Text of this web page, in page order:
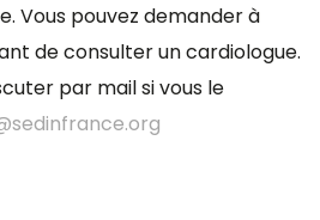
Vous pouvez demander à
de consulter un cardiologue.
par mail si vous le